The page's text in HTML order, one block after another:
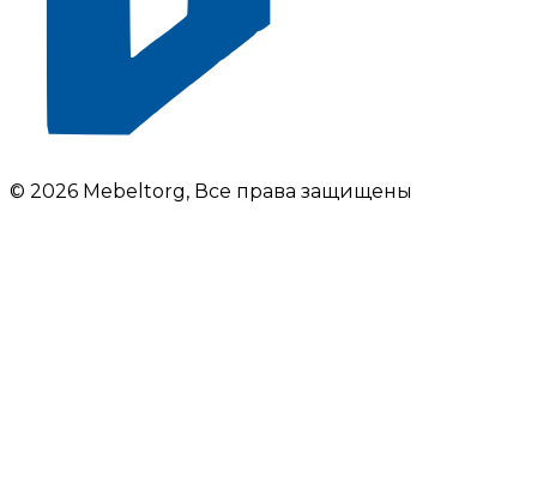
© 2026 Mebeltorg, Все права защищены